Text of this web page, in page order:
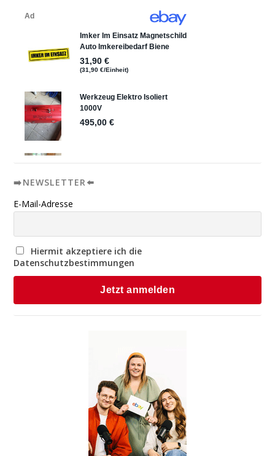
➡️NEWSLETTER⬅️
E-Mail-Adresse
Hiermit akzeptiere ich die
Datenschutzbestimmungen